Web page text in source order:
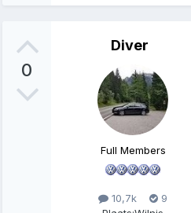
0
Diver
Full Members
10,7k
9